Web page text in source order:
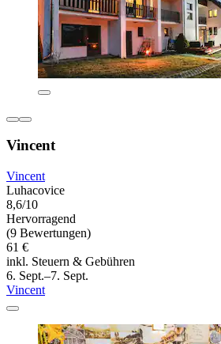
Vincent
Vincent
Luhacovice
8,6/10
Hervorragend
(9 Bewertungen)
61 €
inkl. Steuern & Gebühren
6. Sept.–7. Sept.
Vincent